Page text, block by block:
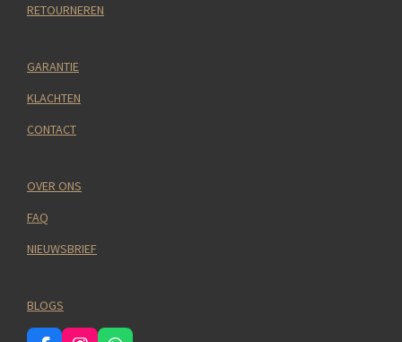
RETOURNEREN
GARANTIE
KLACHTEN
CONTACT
OVER ONS
FAQ
NIEUWSBRIEF
BLOGS